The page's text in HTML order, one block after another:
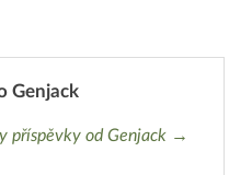
Genjack
příspěvky od Genjack →